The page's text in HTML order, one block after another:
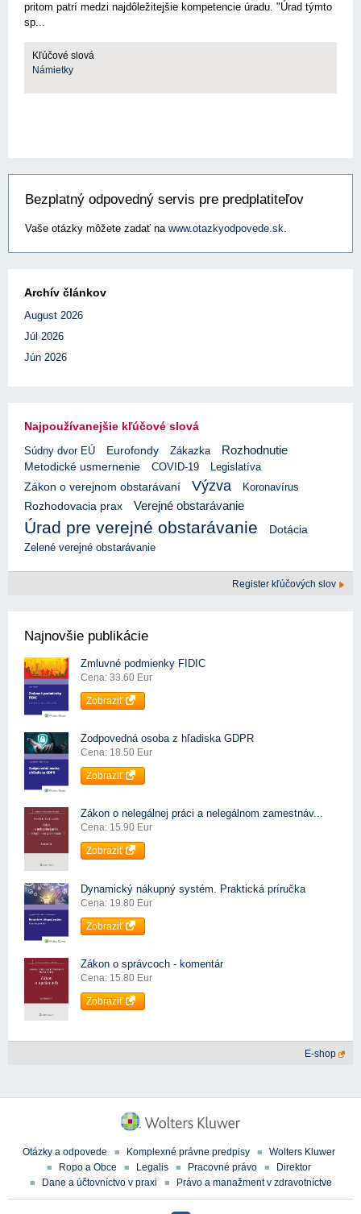
pritom patrí medzi najdôležitejšie kompetencie úradu. "Úrad týmto
sp...
Kľúčové slová
Námietky
Bezplatný odpovedný servis pre predplatiteľov
Vaše otázky môžete zadať na www.otazkyodpovede.sk.
Archív článkov
August 2026
Júl 2026
Jún 2026
Najpoužívanejšie kľúčové slová
Súdny dvor EÚ Eurofondy Zákazka Rozhodnutie
Metodické usmernenie COVID-19
Legislatíva
Zákon o verejnom obstarávaní
Výzva Koronavírus
Rozhodovacia prax Verejné obstarávanie
Úrad pre verejné obstarávanie
Dotácia
Zelené verejné obstarávanie
Register kľúčových slov
Najnovšie publikácie
Zmluvné podmienky FIDIC
Cena: 33.60 Eur
Zobraziť
Zodpovedná osoba z hľadiska GDPR
Cena: 18.50 Eur
Zobraziť
Zákon o nelegálnej práci a nelegálnom zamestnáv...
Cena: 15.90 Eur
Zobraziť
Dynamický nákupný systém. Praktická príručka
Cena: 19.80 Eur
Zobraziť
Zákon o správcoch - komentár
Cena: 15.80 Eur
Zobraziť
E-shop
Otázky a odpovede Komplexné právne predpisy
Wolters Kluwer
Ropo a Obce
Legalis Pracovné právo
Direktor
Dane a účtovníctvo v praxi
Právo a manažment v zdravotníctve